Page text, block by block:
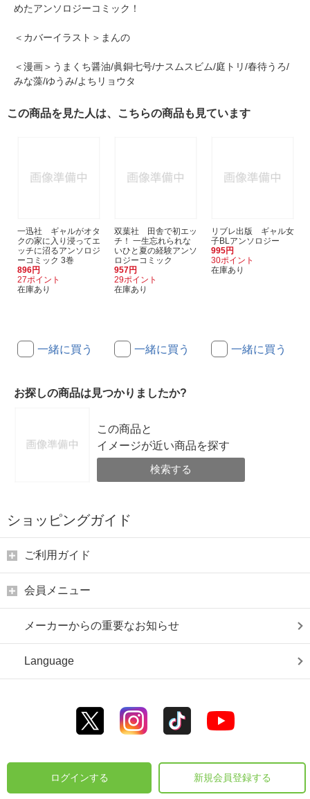
めたアンソロジーコミック！
＜カバーイラスト＞まんの
＜漫画＞うまくち醤油/眞銅七号/ナスムスビム/庭トリ/春待うろ/
みな藻/ゆうみ/よちリョウタ
この商品を見た人は、こちらの商品も見ています
一迅社 ギャルがオタ
クの家に入り浸ってエ
ッチに沼るアンソロジ
ーコミック 3巻
896円
27ポイント
在庫あり
一緒に買う
双葉社 田舎で初エッ
チ！ 一生忘れられな
いひと夏の経験アンソ
ロジーコミック
957円
29ポイント
在庫あり
一緒に買う
リブレ出版 ギャル女
子BLアンソロジー
995円
30ポイント
在庫あり
一緒に買う
お探しの商品は見つかりましたか?
この商品と
イメージが近い商品を探す
検索する
ショッピングガイド
ご利用ガイド
会員メニュー
メーカーからの重要なお知らせ
Language
ログインする 新規会員登録する